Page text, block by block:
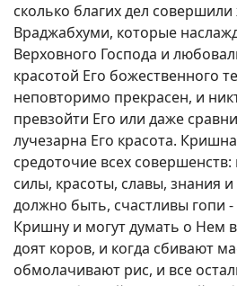
сколько благих дел
Враджабхуми, которые
Верховного Господа и
красотой Его божественного
неповторимо прекрасен, и
превзойти Его или даже
лучезарна Его красота.
средоточие всех совершенств:
силы, красоты, славы, знания
должно быть, счастливы гопи -
Кришну и могут думать о Нем
доят коров, и когда сбивают
обмолачивают рис, и все